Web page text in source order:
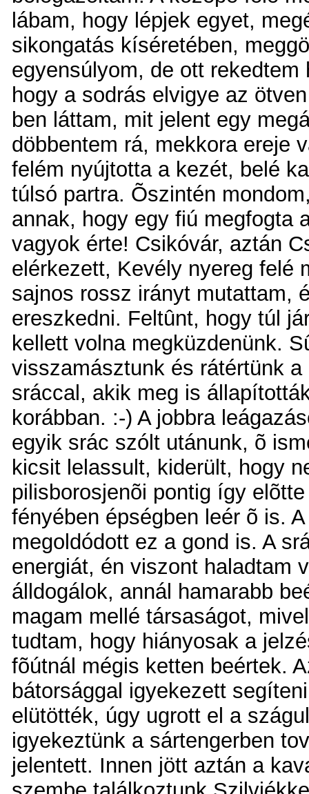
lábam, hogy lépjek egyet,
sikongatás kíséretében,
egyensúlyom, de ott
hogy a sodrás elvigye az
ben láttam, mit jelent egy
döbbentem rá, mekkora ereje
felém nyújtotta a kezét, belé
túlsó partra. Õszintén
annak, hogy egy fiú megfogta
vagyok érte! Csikóvár, aztán
elérkezett, Kevély nyereg felé
sajnos rossz irányt mutattam,
ereszkedni. Feltûnt, hogy túl
kellett volna megküzdenünk.
visszamásztunk és rátértünk
sráccal, akik meg is
korábban. :-) A jobbra
egyik srác szólt utánunk, õ
kicsit lelassult, kiderült, hogy
pilisborosjenõi pontig így
fényében épségben leér õ is.
megoldódott ez a gond is. A
energiát, én viszont haladtam
álldogálok, annál hamarabb
magam mellé társaságot,
tudtam, hogy hiányosak a
fõútnál mégis ketten beértek.
bátorsággal igyekezett
elütötték, úgy ugrott el a
igyekeztünk a sártengerben
jelentett. Innen jött aztán a